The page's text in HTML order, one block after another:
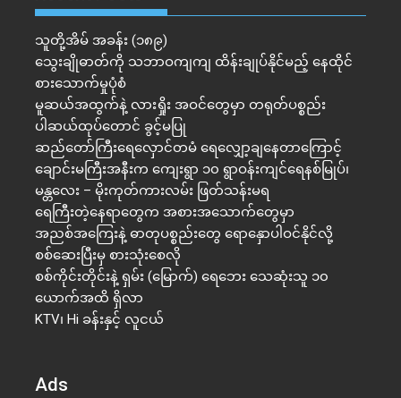
သူတို့အိမ် အခန်း (၁၈၉)
သွေးချိုဓာတ်ကို သဘာဝကျကျ ထိန်းချုပ်နိုင်မည့် နေထိုင်
စားသောက်မှုပုံစံ
မူဆယ်အထွက်နဲ့ လားရှိုး အဝင်တွေမှာ တရုတ်ပစ္စည်း
ပါဆယ်ထုပ်တောင် ခွင့်မပြု
ဆည်တော်ကြီးရေလှောင်တမံ ရေလျှော့ချနေတာကြောင့်
ချောင်းမကြီးအနီးက ကျေးရွာ ၁၀ ရွာဝန်းကျင်ရေနစ်မြုပ်၊
မန္တလေး – မိုးကုတ်ကားလမ်း ဖြတ်သန်းမရ
ရေကြီးတဲ့​နေရာ​တွေက အစားအသောက်တွေမှာ
အညစ်အကြေးနဲ့ ဓာတုပစ္စည်းတွေ ရောနှောပါဝင်နိုင်လို့
စစ်ဆေးပြီးမှ စားသုံးစေလို
စစ်ကိုင်းတိုင်းနဲ့ ရှမ်း (မြောက်) ရေဘေး သေဆုံးသူ ၁၀
ယောက်အထိ ရှိလာ
KTV၊ Hi ခန်းနှင့် လူငယ်
Ads